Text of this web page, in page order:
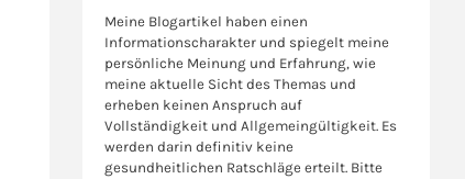
Meine Blogartikel haben einen
Informationscharakter und spiegelt meine
persönliche Meinung und Erfahrung, wie
meine aktuelle Sicht des Themas und
erheben keinen Anspruch auf
Vollständigkeit und Allgemeingültigkeit. Es
werden darin definitiv keine
gesundheitlichen Ratschläge erteilt. Bitte